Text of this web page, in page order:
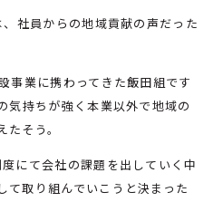
社員からの地域貢献の声だった
事業に携わってきた飯田組です
気持ちが強く本業以外で地域の
そう。
にて会社の課題を出していく中
て取り組んでいこうと決まった